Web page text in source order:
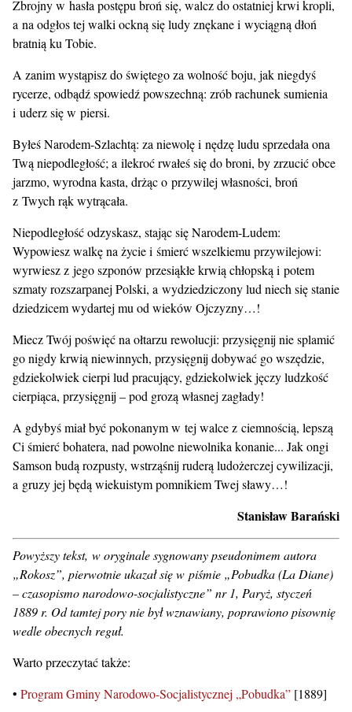
Zbrojny w hasła postępu broń się, walcz do ostatniej krwi kropli,
a na odgłos tej walki ockną się ludy znękane i wyciągną dłoń
bratnią ku Tobie.
A zanim wystąpisz do świętego za wolność boju, jak niegdyś
rycerze, odbądź spowiedź powszechną: zrób rachunek sumienia
i uderz się w piersi.
Byłeś Narodem-Szlachtą: za niewolę i nędzę ludu sprzedała ona
Twą niepodległość; a ilekroć rwałeś się do broni, by zrzucić obce
jarzmo, wyrodna kasta, drżąc o przywilej własności, broń
z Twych rąk wytrącała.
Niepodległość odzyskasz, stając się Narodem-Ludem:
Wypowiesz walkę na życie i śmierć wszelkiemu przywilejowi:
wyrwiesz z jego szponów przesiąkłe krwią chłopską i potem
szmaty rozszarpanej Polski, a wydziedziczony lud niech się stanie
dziedzicem wydartej mu od wieków Ojczyzny…!
Miecz Twój poświęć na ołtarzu rewolucji: przysięgnij nie splamić
go nigdy krwią niewinnych, przysięgnij dobywać go wszędzie,
gdziekolwiek cierpi lud pracujący, gdziekolwiek jęczy ludzkość
cierpiąca, przysięgnij – pod grozą własnej zagłady!
A gdybyś miał być pokonanym w tej walce z ciemnością, lepszą
Ci śmierć bohatera, nad powolne niewolnika konanie... Jak ongi
Samson budą rozpusty, wstrząśnij ruderą ludożerczej cywilizacji,
a gruzy jej będą wiekuistym pomnikiem Twej sławy…!
Stanisław Barański
Powyższy tekst, w oryginale sygnowany pseudonimem autora
„Rokosz”, pierwotnie ukazał się w piśmie „Pobudka (La Diane)
– czasopismo narodowo-socjalistyczne” nr 1, Paryż, styczeń
1889 r. Od tamtej pory nie był wznawiany, poprawiono pisownię
wedle obecnych reguł.
Warto przeczytać także:
• Program Gminy Narodowo-Socjalistycznej „Pobudka” [1889]